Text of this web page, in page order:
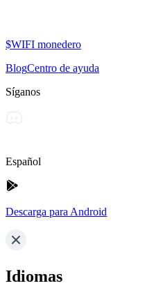
$WIFI monedero
BlogCentro de ayuda
Síganos
Español
Descarga para Android
Idiomas